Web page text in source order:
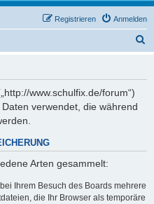
Anmelden
Registrieren
www.schulfix.de/forum“)
verwendet, die während
Arten gesammelt:
Ihrem Besuch des Boards mehrere
die Ihr Browser als temporäre